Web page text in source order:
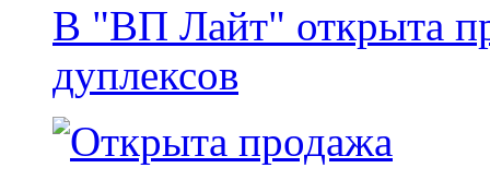
В "ВП Лайт" открыта
дуплексов